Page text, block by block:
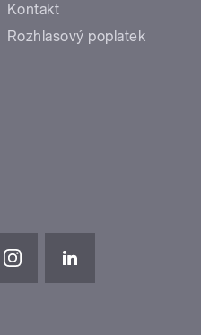
Kontakt
Rozhlasový poplatek